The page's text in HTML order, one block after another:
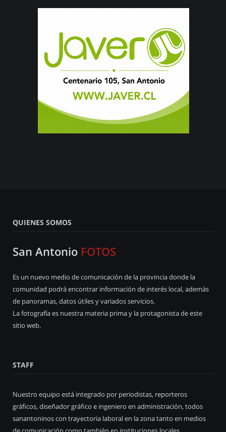
QUIENES SOMOS
San Antonio FOTOS
Es un nuevo medio de comunicación de la provincia donde la
comunidad podrá encontrar información de interés local, además
de panoramas, datos útiles y variados servicios.
La fotografía es nuestra materia prima y la protagonista de este
sitio web.
STAFF
Nuestro equipo está integrado por periodistas, reporteros
gráficos, diseñador gráfico e ingeniero en administración, todos
sanantoninos con trayectoria laboral en la zona tanto en medios